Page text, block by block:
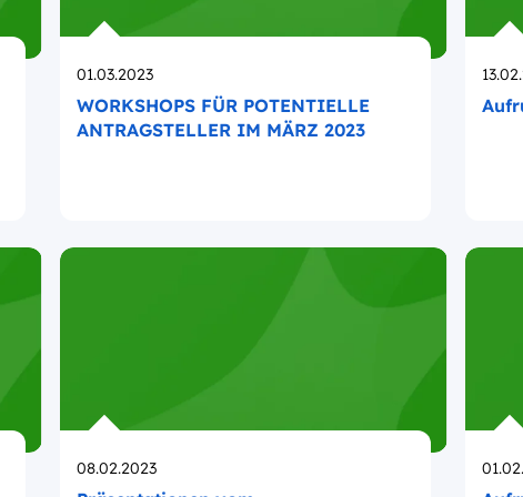
Opublikowano
01.03.2023
WORKSHOPS FÜR POTENTIELLE
ANTRAGSTELLER IM MÄRZ 2023
Opublikowano
08.02.2023